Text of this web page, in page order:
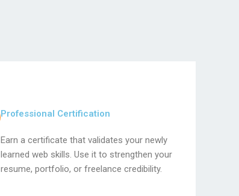
Professional Certification
Earn a certificate that validates your newly
learned web skills. Use it to strengthen your
resume, portfolio, or freelance credibility.